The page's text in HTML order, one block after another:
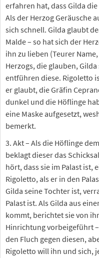
erfahren hat, dass Gilda
Als der Herzog Geräusche
sich schnell. Gilda glaubt
Malde – so hat sich der
ihn zu lieben (Teurer
Herzogs, die glauben,
entführen diese. Rigoletto
er glaubt, die Gräfin
dunkel und die Höflinge
eine Maske aufgesetzt,
bemerkt.
3. Akt – Als die Höflinge
beklagt dieser das
hört, dass sie im Palast ist,
Rigoletto, als er in den
Gilda seine Tochter ist,
Palast ist. Als Gilda aus
kommt, berichtet sie von
Hinrichtung vorbeigeführt
den Fluch gegen diesen,
Rigoletto will ihn und sich,